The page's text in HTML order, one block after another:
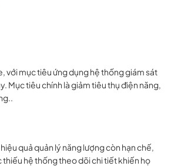
với mục tiêu ứng dụng hệ thống giám sát
Mục tiêu chính là giảm tiêu thụ điện năng,
quả quản lý năng lượng còn hạn chế,
thiếu hệ thống theo dõi chi tiết khiến họ